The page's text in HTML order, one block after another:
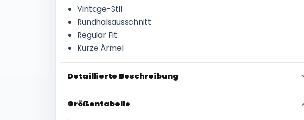
Vintage-Stil
Rundhalsausschnitt
Regular Fit
Kurze Ärmel
Detaillierte Beschreibung
Größentabelle